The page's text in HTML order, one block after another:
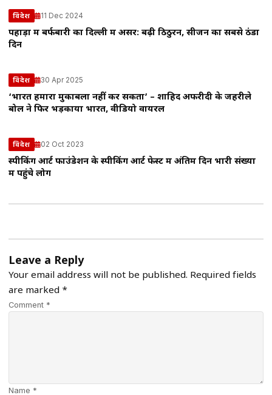
विदेश 11 Dec 2024
पहाड़ों में बर्फबारी का दिल्ली में असर: बढ़ी ठिठुरन, सीजन का सबसे ठंडा
दिन
विदेश 30 Apr 2025
‘भारत हमारा मुकाबला नहीं कर सकता’ – शाहिद अफरीदी के जहरीले
बोल ने फिर भड़काया भारत, वीडियो वायरल
विदेश 02 Oct 2023
स्पीकिंग आर्ट फाउंडेशन के स्पीकिंग आर्ट फेस्ट में अंतिम दिन भारी संख्या
में पहुंचे लोग
Leave a Reply
Your email address will not be published. Required fields
are marked *
Comment *
Name *